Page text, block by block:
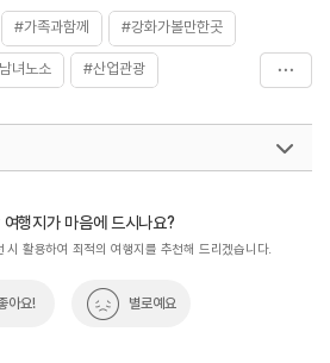
#가족과함께 #강화가볼만한곳
녀노소 #산업관광
738-3637
여행지가 마음에 드시나요?
시 활용하여 최적의 여행지를 추천해 드리겠습니다.
아요! 별로예요